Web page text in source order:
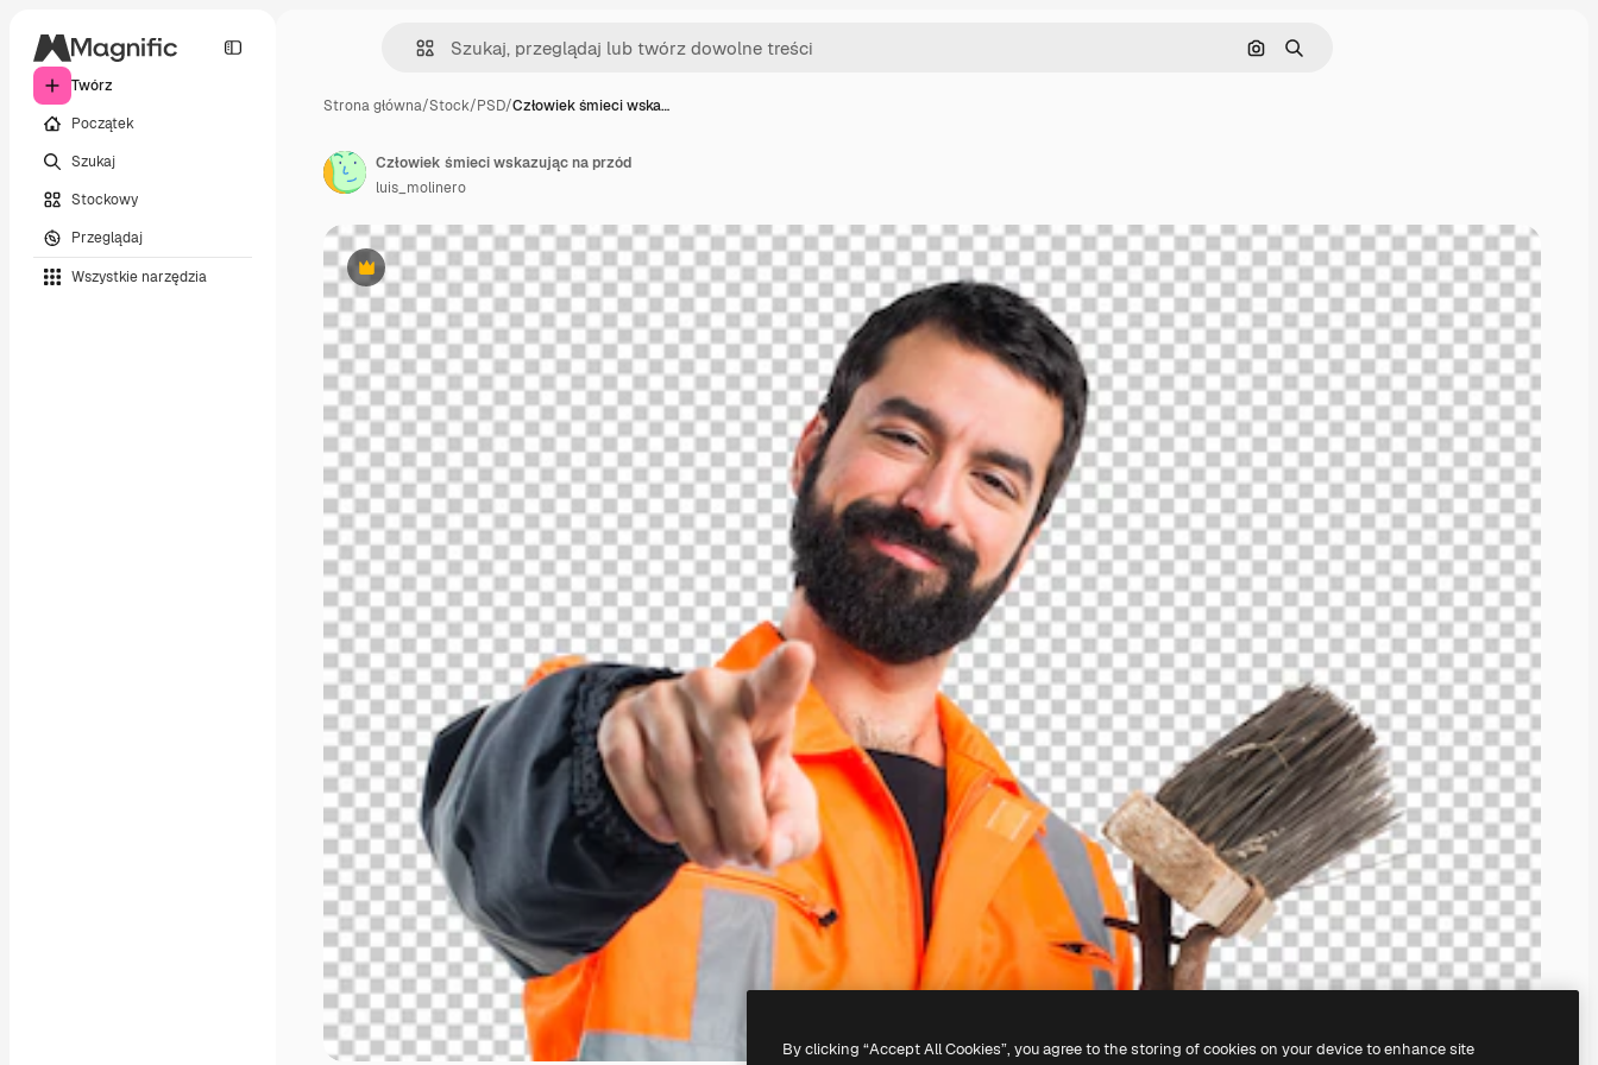
Twórz
Początek
Szukaj
Stockowy
Przeglądaj
Wszystkie narzędzia
Szukaj według obrazu
Szukaj
Strona główna/Stock/PSD/Człowiek śmieci wska…
Premium
Człowiek śmieci wskazując na przód
luis_molinero
By clicking “Accept All Cookies”, you agree to the storing of cookies on your device to enhance site